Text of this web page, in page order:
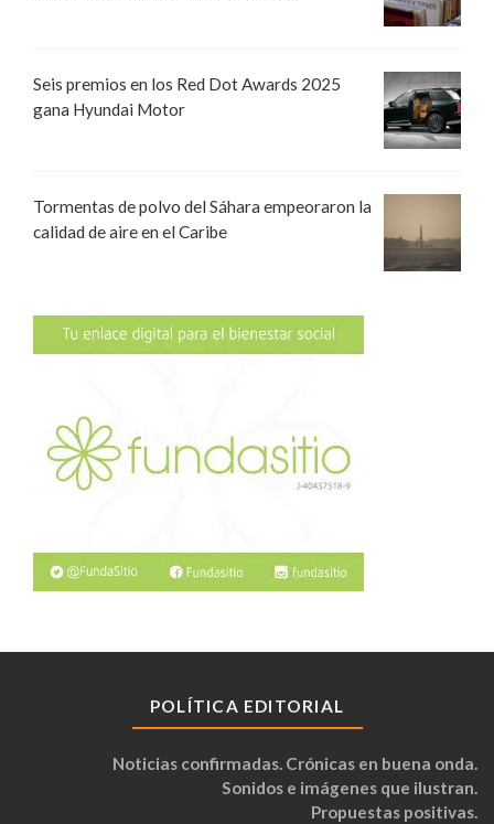
Seis premios en los Red Dot Awards 2025
gana Hyundai Motor
Tormentas de polvo del Sáhara empeoraron la
calidad de aire en el Caribe
POLÍTICA EDITORIAL
Noticias confirmadas. Crónicas en buena onda.
Sonidos e imágenes que ilustran.
Propuestas positivas.